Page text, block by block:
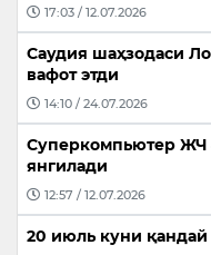
17:03 / 12.07.2026
Саудия шаҳзодаси
вафот этди
14:10 / 24.07.2026
Суперкомпьютер ЖЧ
янгилади
12:57 / 12.07.2026
20 июль куни қандай